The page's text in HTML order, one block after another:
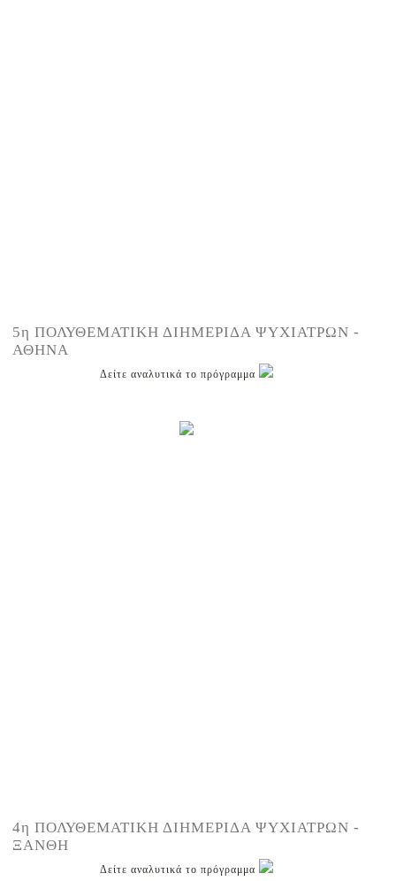
5η ΠΟΛΥΘΕΜΑΤΙΚΗ ΔΙΗΜΕΡΙΔΑ ΨΥΧΙΑΤΡΩΝ -
ΑΘΗΝΑ
Δείτε αναλυτικά το πρόγραμμα
4η ΠΟΛΥΘΕΜΑΤΙΚΗ ΔΙΗΜΕΡΙΔΑ ΨΥΧΙΑΤΡΩΝ -
ΞΑΝΘΗ
Δείτε αναλυτικά το πρόγραμμα